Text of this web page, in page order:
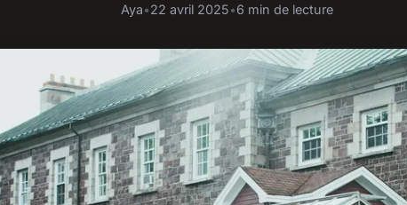
Aya•22 avril 2025•6 min de lecture